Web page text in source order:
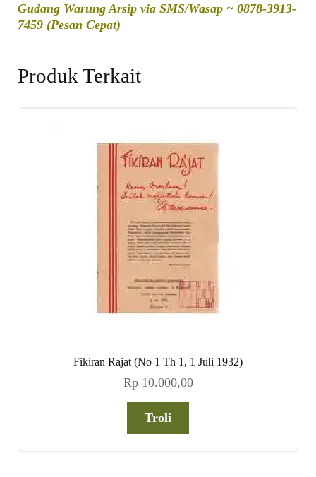
Gudang Warung Arsip via SMS/Wasap ~ 0878-3913-
7459 (Pesan Cepat)
Produk Terkait
Fikiran Rajat (No 1 Th 1, 1 Juli 1932)
Rp10.000,00
Troli